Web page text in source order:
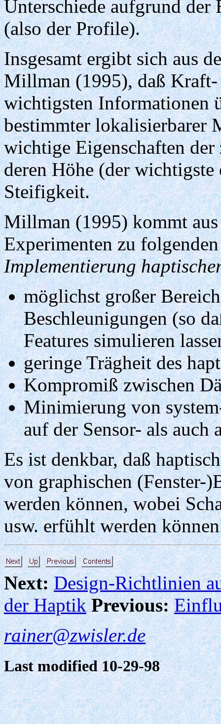
Unterschiede aufgrund
(also der Profile).
Insgesamt ergibt sich aus
Millman (1995), daß Kraft-
wichtigsten Informationen
bestimmter lokalisierbarer
wichtige Eigenschaften
deren Höhe (der wichtigste
Steifigkeit.
Millman (1995) kommt aus
Experimenten zu
Implementierung
möglichst großer
Beschleunigungen (so
Features simulieren
geringe Trägheit des
Kompromiß zwischen
Minimierung von
auf der Sensor- als
Es ist denkbar, daß
von graphischen (Fenster-
werden können, wobei
usw. erfühlt werden
Next: Design-Richtlinien
der Haptik Previous:
rainer@zwisler.de
Last modified 10-29-98